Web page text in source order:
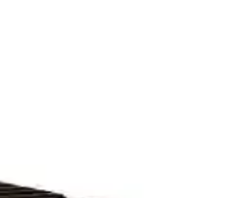
beğenilmekte ve nostaljik tatlar
vazgeçilmezi olur.